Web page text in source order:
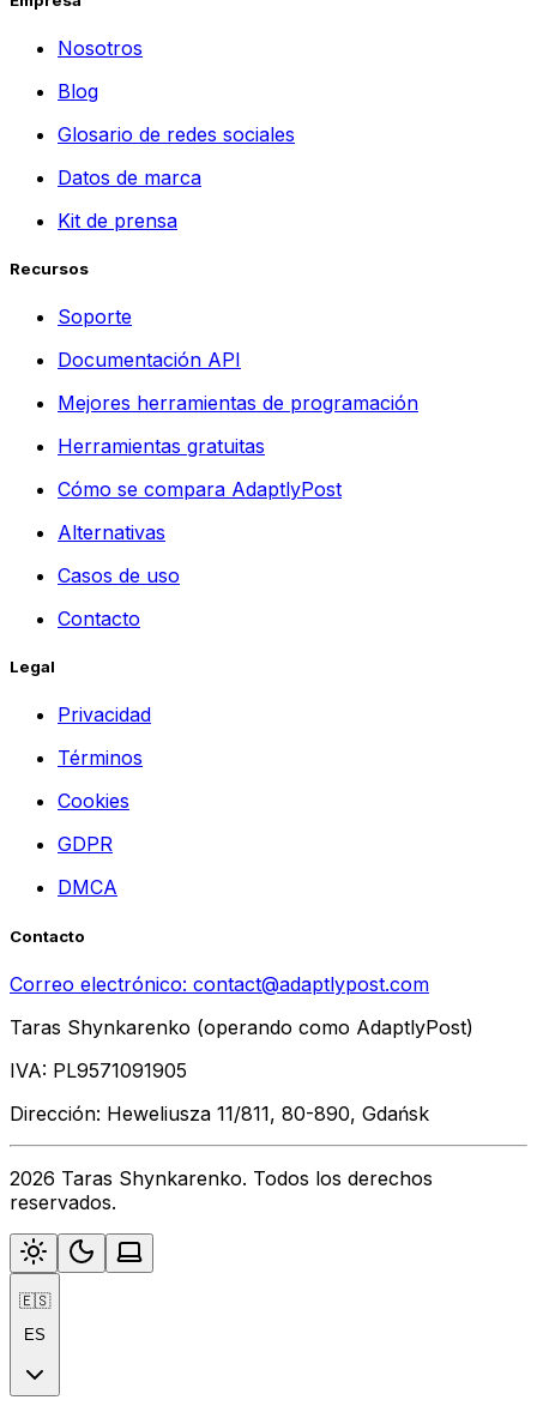
Nosotros
Blog
Glosario de redes sociales
Datos de marca
Kit de prensa
Recursos
Soporte
Documentación API
Mejores herramientas de programación
Herramientas gratuitas
Cómo se compara AdaptlyPost
Alternativas
Casos de uso
Contacto
Legal
Privacidad
Términos
Cookies
GDPR
DMCA
Contacto
Correo electrónico: contact@adaptlypost.com
Taras Shynkarenko (operando como AdaptlyPost)
IVA: PL9571091905
Dirección: Heweliusza 11/811, 80-890, Gdańsk
2026 Taras Shynkarenko. Todos los derechos
reservados.
🇪🇸
ES